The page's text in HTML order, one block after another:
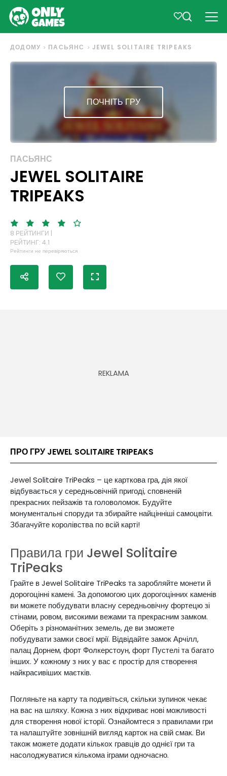
ДОДОМУ ПАСЬЯНС JEWEL SOLITAIRE TRIPEAKS
ПОЧНІТЬ ГРУ
ПАСЬЯНС
JEWEL SOLITAIRE
TRIPEAKS
8 РЕЙТИНГИ |
РЕЙТИНГ: 4.1
Рейтинги не перевіряються
ПРО ГРУ JEWEL SOLITAIRE TRIPEAKS
Jewel Solitaire TriPeaks – це карткова гра, дія якої
відбувається у середньовічній пригоді, сповненій
прекрасних пейзажів та головоломок. Будуйте
монументальні споруди та збирайте найцінніші самоцвіти.
Збагачуйте королівства по всій карті!
Правила гри Jewel Solitaire
TriPeaks
Грайте в Jewel Solitaire TriPeaks та заробляйте монети й
дорогоцінні камені. За допомогою цих дорогоцінних каменів
ви можете побудувати власну середньовічну фортецю зі
стінами, ровом, високими вежами та прекрасним замком.
Оберіть з різноманітних земель, де ви зможете
побудувати замки своєї мрії. Відвідайте замок Арчілл,
палац Дорнем, форт Фолкерстоун, форт Пустелі та багато
інших. У кожному з них у вас є простір для створення
найкрасивіших маєтків.
Погляньте на карту та подивіться, скільки зупинок чекає
на вас на шляху. Кожна з них відкриває нові можливості
для створення нової історії. Ознайомтеся з правилами гри
та налаштуйте зовнішній вигляд карток на свій смак. Ви
також можете додати кількох гравців до однієї гри та
насолоджуватися кількома іграми одночасно.